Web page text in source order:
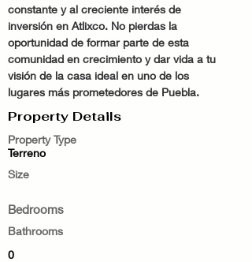
constante y al creciente interés de
inversión en Atlixco. No pierdas la
oportunidad de formar parte de esta
comunidad en crecimiento y dar vida a tu
visión de la casa ideal en uno de los
lugares más prometedores de Puebla.
Property Details
Property Type
Terreno
Size
Bedrooms
Bathrooms
0